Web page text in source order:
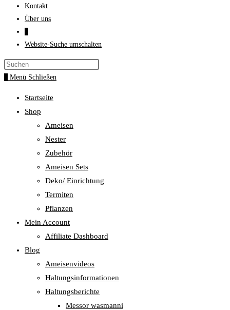
Kontakt
Über uns
Website-Suche umschalten
Menü Schließen
Startseite
Shop
Ameisen
Nester
Zubehör
Ameisen Sets
Deko/ Einrichtung
Termiten
Pflanzen
Mein Account
Affiliate Dashboard
Blog
Ameisenvideos
Haltungsinformationen
Haltungsberichte
Messor wasmanni